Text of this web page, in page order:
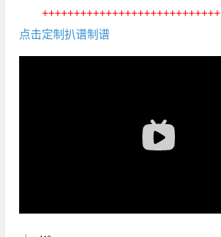
++++++++++++++++++++++++++++
点击定制扒谱制谱